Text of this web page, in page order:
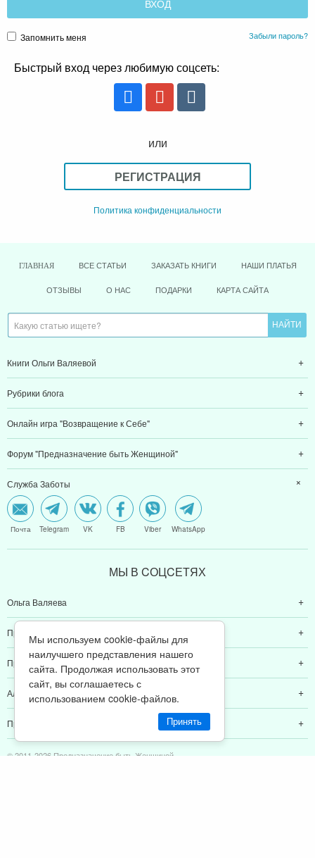
Запомнить меня Забыли пароль?
Быстрый вход через любимую соцсеть:
или
РЕГИСТРАЦИЯ
Политика конфиденциальности
ГЛАВНАЯ ВСЕ СТАТЬИ ЗАКАЗАТЬ КНИГИ НАШИ ПЛАТЬЯ
ОТЗЫВЫ О НАС ПОДАРКИ КАРТА САЙТА
Книги Ольги Валяевой
Рубрики блога
Онлайн игра "Возвращение к Себе"
Форум "Предназначение быть Женщиной"
Служба Заботы
Почта Telegram VK FB Viber WhatsApp
МЫ В CОЦCЕТЯХ
Ольга Валяева
Предназначение быть женщиной
Предназначение быть мамой
Алексей Валяев
Предназначение быть папой
© 2011-2026 Предназначение быть Женщиной
Мы используем cookie-файлы для
наилучшего представления нашего
сайта. Продолжая использовать этот
сайт, вы соглашаетесь с
использованием cookie-файлов.
Принять